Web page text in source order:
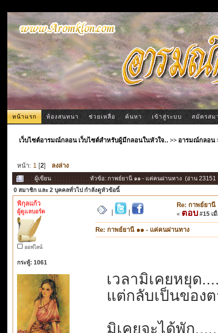
หน้าแรก ห้องสนทนา ช่วยเหลือ ค้นหา เข้าสู่ระบบ สมัครสม
เว็บไซต์อารมณ์กลอน เว็บไซต์สำหรับผู้มีกลอนในหัวใจ.. >> อารมณ์กลอน
หน้า: 1 [2] ลงล่าง
ผู้เขียน
หัวข้อ: กาพย์ยานี ๑๑ - แค่คนผ่านทาง (อ่าน 23151
0 สมาชิก และ 2 บุคคลทั่วไป กำลังดูหัวข้อนี้
พิกุลแก้ว
ผู้ดูแลบอร์ด
ออฟไลน์
กระทู้: 1061
Re: กาพย์ยา
« ตอบ #15 เ
Re: กาพย์ยานี ๑๑ - แค่คนผ่านทาง
เวลามิเคยหยุด
แต่กลับเป็นของ
มิเคยจะได้พัก